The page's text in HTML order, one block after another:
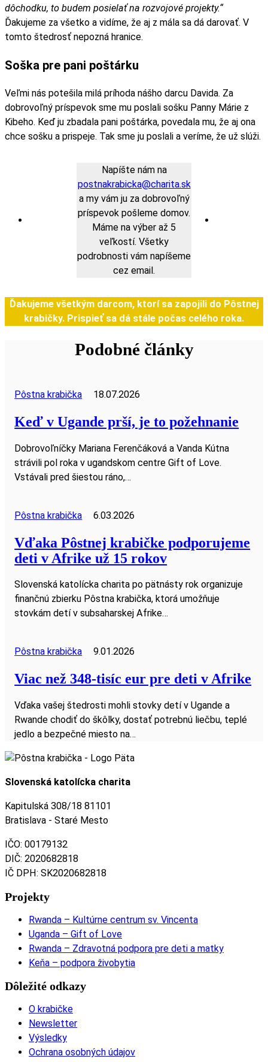
dôchodku, to budem posielať na rozvojové projekty.“
Ďakujeme za všetko a vidíme, že aj z mála sa dá darovať. V
tomto štedrosť nepozná hranice.
Soška pre pani poštárku
Veľmi nás potešila milá príhoda nášho darcu Davida. Za
dobrovoľný príspevok sme mu poslali sošku Panny Márie z
Kibeho. Keď ju zbadala pani poštárka, povedala mu, že aj ona
chce sošku a prispeje. Tak sme ju poslali a veríme, že už slúži.
Napíšte nám na
postnakrabicka@charita.sk
a my vám ju za dobrovoľný
príspevok pošleme domov.
Máme na výber až 5
veľkostí. Všetky
podrobnosti vám napíšeme
cez email.
Ďakujeme všetkým darcom, ktorí sa zapojili do Pôstnej
krabičky. Prispieť sa dá stále počas celého roka.
Podobné články
Pôstna krabička 18.07.2026
Keď v Ugande prší, je to požehnanie
Dobrovoľníčky Mariana Ferenčáková a Vanda Kútna
strávili pol roka v ugandskom centre Gift of Love.
Vstávali pred šiestou ráno,…
Pôstna krabička 6.03.2026
Vďaka Pôstnej krabičke podporujeme
deti v Afrike už 15 rokov
Slovenská katolícka charita po pätnásty rok organizuje
finančnú zbierku Pôstna krabička, ktorá umožňuje
stovkám detí v subsaharskej Afrike…
Pôstna krabička 9.01.2026
Viac než 348-tisíc eur pre deti v Afrike
Vďaka vašej štedrosti mohli stovky detí v Ugande a
Rwande chodiť do škôlky, dostať potrebnú liečbu, teplé
jedlo a bezpečné miesto na…
Slovenská katolícka charita
Kapitulská 308/18 81101
Bratislava - Staré Mesto
IČO: 00179132
DIČ: 2020682818
IČ DPH: SK2020682818
Projekty
Rwanda – Kultúrne centrum sv. Vincenta
Uganda – Gift of Love
Rwanda – Zdravotná podpora pre deti a matky
Keňa – podpora živobytia
Dôležité odkazy
O krabičke
Newsletter
Výsledky
Ochrana osobných údajov